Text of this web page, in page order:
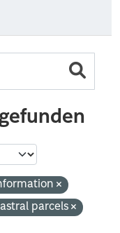
parcels